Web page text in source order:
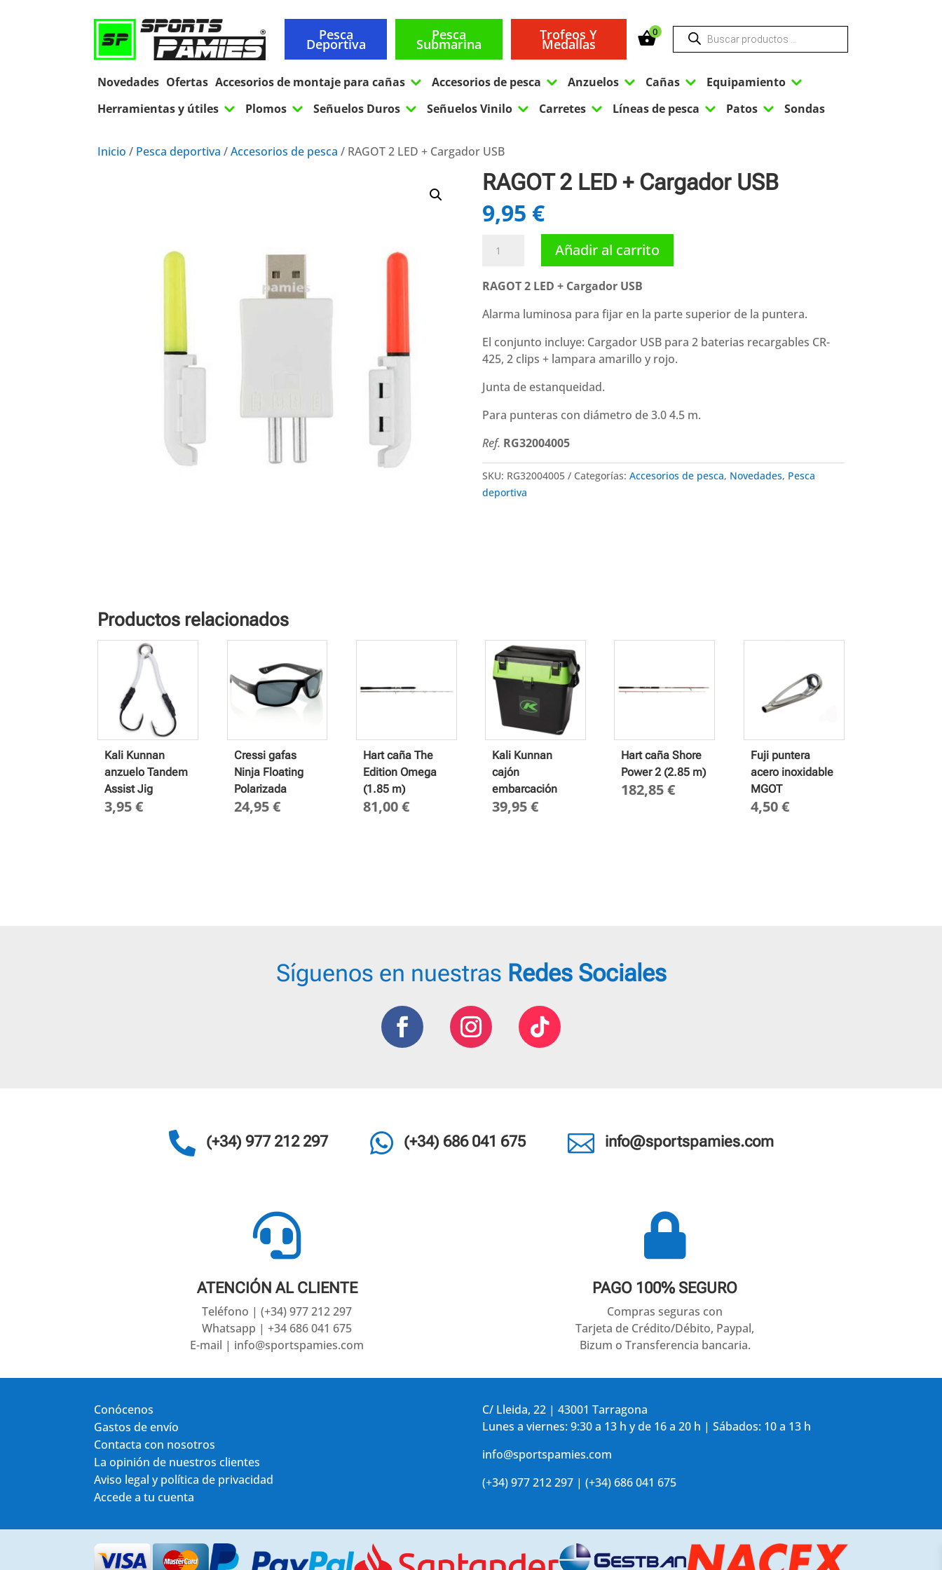
Pesca
Deportiva
Pesca
Submarina
Trofeos Y
Medallas
0 Búsqueda
productos
Novedades Ofertas Accesorios de montaje para cañas 3 Accesorios de pesca 3 Anzuelos 3 Cañas 3 Equipamiento 3
Herramientas y útiles 3 Plomos 3 Señuelos Duros 3 Señuelos Vinilo 3 Carretes 3 Líneas de pesca 3 Patos 3 Sondas
Inicio / Pesca deportiva /Accesorios de pesca / RAGOT 2 LED + Cargador USB
RAGOT 2 LED + Cargador USB
9,95 €
+
Cargador
cantidad
Añadir al carrito
RAGOT 2 LED + Cargador USB
Alarma luminosa para fijar en la parte superior de la puntera.
El conjunto incluye: Cargador USB para 2 baterias recargables CR-
425, 2 clips + lampara amarillo y rojo.
Junta de estanqueidad.
Para punteras con diámetro de 3.0 4.5 m.
Ref. RG32004005
SKU: RG32004005 Categorías: Accesorios de pesca, Novedades, Pesca
deportiva
Productos relacionados
Kali Kunnan
anzuelo Tandem
Assist Jig
3,95€
Cressi gafas
Ninja Floating
Polarizada
24,95€
Hart caña The
Edition Omega
(1.85 m)
81,00€
Kali Kunnan
cajón
embarcación
39,95€
Hart caña Shore
Power 2 (2.85 m)
182,85€
Fuji puntera
acero inoxidable
MGOT
4,50€
Síguenos en nuestras Redes Sociales
 (+34) 977 212 297  (+34) 686 041 675  info@sportspamies.com

ATENCIÓN AL CLIENTE
Teléfono | (+34) 977 212 297
Whatsapp | +34 686 041 675
E-mail | info@sportspamies.com

PAGO 100% SEGURO
Compras seguras con
Tarjeta de Crédito/Débito, Paypal,
Bizum o Transferencia bancaria.
Conócenos
Gastos de envío
Contacta con nosotros
La opinión de nuestros clientes
Aviso legal y política de privacidad
Accede a tu cuenta
C/ Lleida, 22 | 43001 Tarragona
Lunes a viernes: 9:30 a 13 h y de 16 a 20 h | Sábados: 10 a 13 h
info@sportspamies.com
(+34) 977 212 297 | (+34) 686 041 675